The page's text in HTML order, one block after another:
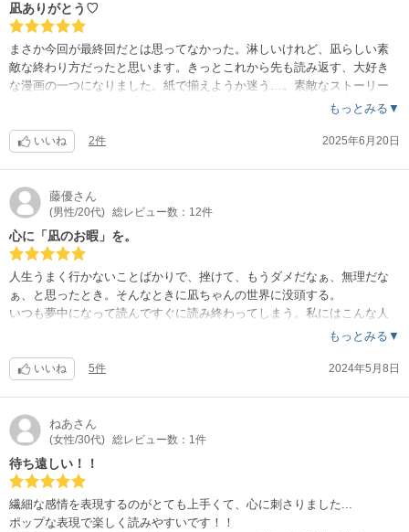
凪ありがとう♡
まさか今回が最終回だとは思ってなかった。淋しいけれど、凪らしい素
敵な終わり方だったと思います。きっとこれから先も読み返す、大好き
な漫画の一つになりました。紙で揃えようか迷う…。素敵なストーリー
もっとみる▼
いいね 2件 2025年6月20日
藤優さん
(男性/20代) 総レビュー数：12件
心に「凪のお暇」を。
人生うまく行かないことばかりで、挫けて、もうダメだなぁ、無理だな
ぁ、と思ったとき。そんなときに凪ちゃんの世界に没頭する。
いつも夢中になって読んですぐに読み終わってしまう。私にはこんな人
もっとみる▼
いいね 5件 2024年5月8日
ねあさん
(女性/30代) 総レビュー数：1件
待ち遠しい！！
繊細な感情を表現するのがとても上手くて、心に刺さりました...
ポップな表現で楽しく読みやすいです！！